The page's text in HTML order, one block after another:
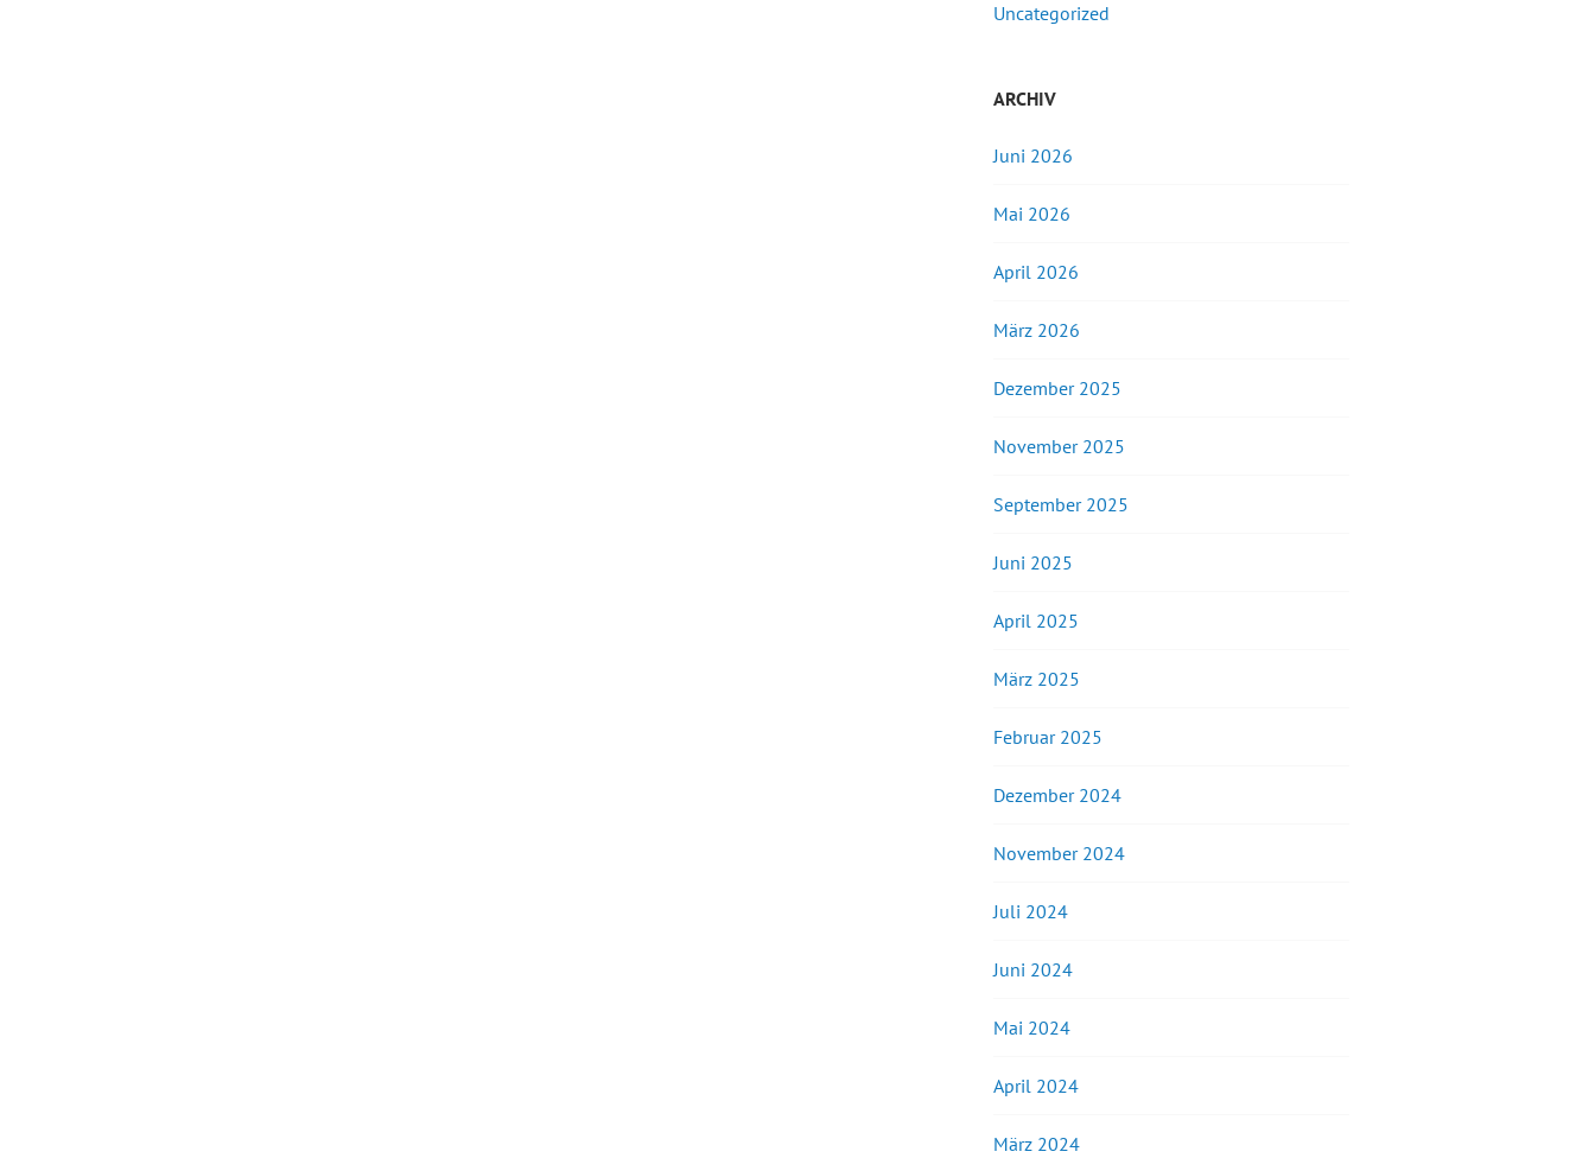
Uncategorized
ARCHIV
Juni 2026
Mai 2026
April 2026
März 2026
Dezember 2025
November 2025
September 2025
Juni 2025
April 2025
März 2025
Februar 2025
Dezember 2024
November 2024
Juli 2024
Juni 2024
Mai 2024
April 2024
März 2024